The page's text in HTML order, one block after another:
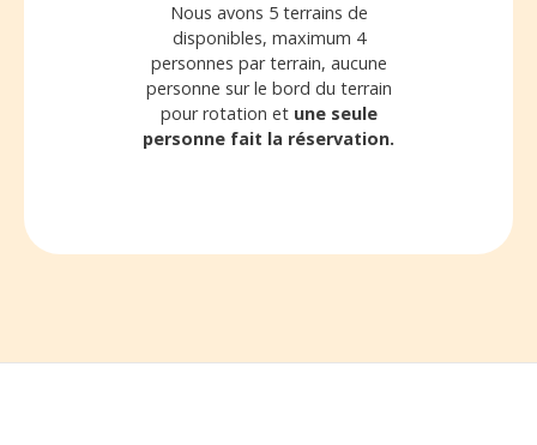
Nous avons 5 terrains de
disponibles, maximum 4
personnes par terrain, aucune
personne sur le bord du terrain
pour rotation et une seule
personne fait la réservation.